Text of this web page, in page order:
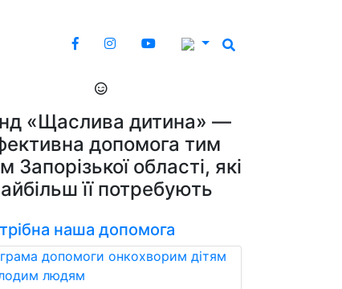
«Щаслива дитина» —
допомога тим
Запорізької області, які
її потребують
наша допомога